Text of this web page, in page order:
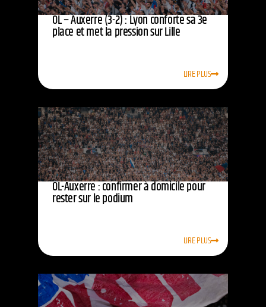
OL – Auxerre (3-2) : Lyon conforte sa 3e
place et met la pression sur Lille
LIRE PLUS
OL-Auxerre : confirmer à domicile pour
rester sur le podium
LIRE PLUS